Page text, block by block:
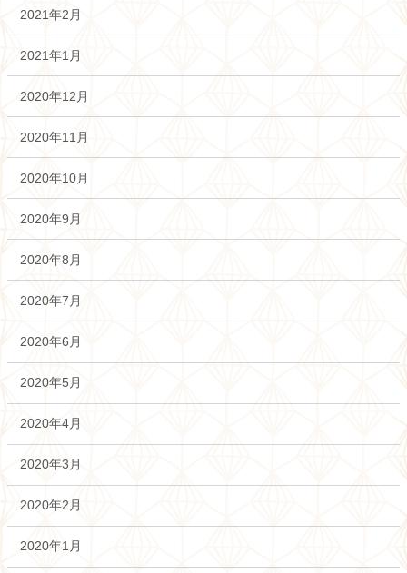
2021年2月
2021年1月
2020年12月
2020年11月
2020年10月
2020年9月
2020年8月
2020年7月
2020年6月
2020年5月
2020年4月
2020年3月
2020年2月
2020年1月